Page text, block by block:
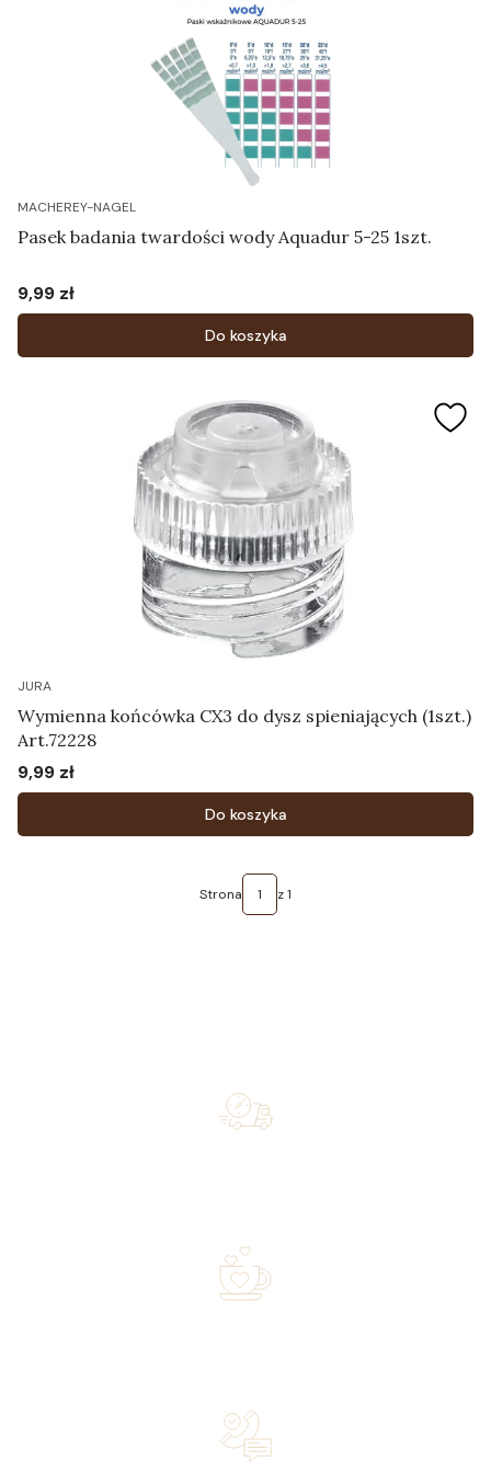
MACHEREY-NAGEL
Pasek badania twardości wody Aquadur 5-25 1szt.
Cena
9,99 zł
Do koszyka
JURA
Wymienna końcówka CX3 do dysz spieniających (1szt.)
Art.72228
Cena
9,99 zł
Do koszyka
Strona z 1